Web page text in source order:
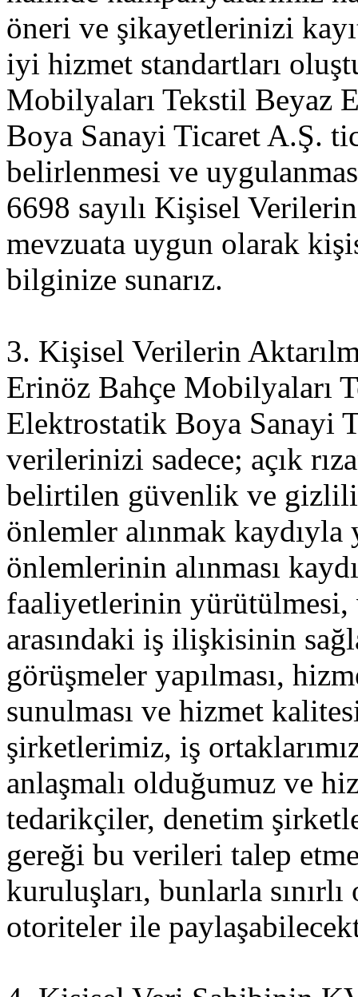
öneri ve şikayetlerinizi
iyi hizmet standartları
Mobilyaları Tekstil Beyaz
Boya Sanayi Ticaret A.Ş.
belirlenmesi ve
6698 sayılı Kişisel
mevzuata uygun olarak
bilginize sunarız.
3. Kişisel Verilerin
Erinöz Bahçe Mobilyaları
Elektrostatik Boya Sanayi
verilerinizi sadece; açık
belirtilen güvenlik ve
önlemler alınmak
önlemlerinin alınması
faaliyetlerinin
arasındaki iş ilişkisinin
görüşmeler yapılması,
sunulması ve hizmet
şirketlerimiz, iş
anlaşmalı olduğumuz ve
tedarikçiler, denetim
gereği bu verileri talep
kuruluşları, bunlarla
otoriteler ile